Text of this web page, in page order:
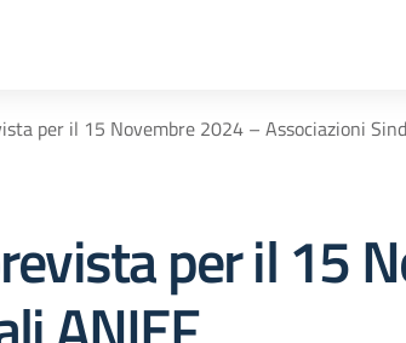
per il 15 Novembre 2024 – Associazioni
per il 15